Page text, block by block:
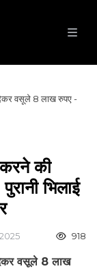
देकर वसूले 8 लाख रुपए -
की
भिलाई
918
वसूले 8 लाख